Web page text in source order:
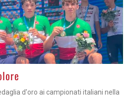
d'oro ai campionati italiani nella